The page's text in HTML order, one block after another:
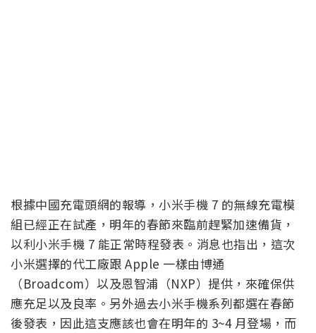
根據中國充電頭網的報導，小米手機 7 的無線充電模
組已經正在試產，明年的春節來臨前趕緊加速備貨，
以利小米手機 7 能正常時程發表。消息也指出，這次
小米選擇的代工廠跟 Apple 一樣由博通
（Broadcom）以及恩智浦（NXP）提供，來確保供
應充足以及良率。另外過去小米手機系列都選在春節
後發表，因此這支應該也會在明年的 3~4 月登場，而